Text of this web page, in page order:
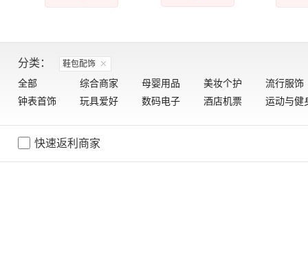
分类： 鞋包配饰
全部 综合商家 母婴用品 美妆个护
流行服饰
钟表首饰
玩具爱好 数码电子 酒店机票 运动与健
快速返利商家